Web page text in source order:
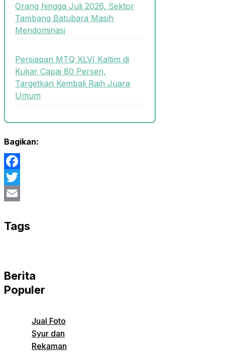
Orang hingga Juli 2026, Sektor
Tambang Batubara Masih
Mendominasi
Persiapan MTQ XLVI Kaltim di
Kukar Capai 80 Persen,
Targetkan Kembali Raih Juara
Umum
Bagikan:
Facebook
Twitter
Tags
Berita
Populer
Jual Foto
Syur dan
Rekaman